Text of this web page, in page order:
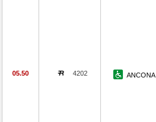
05.50 4202 ANCONA